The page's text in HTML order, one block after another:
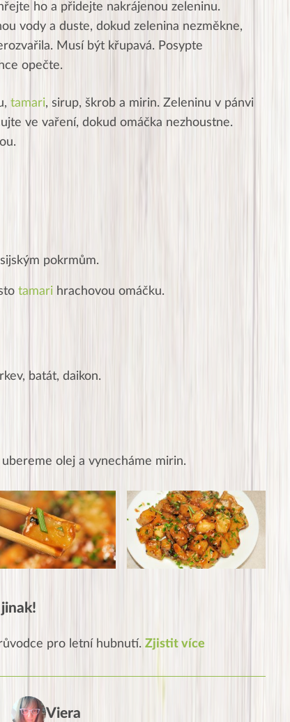
ho a přidejte nakrájenou zeleninu.
vody a duste, dokud zelenina nezměkne,
Musí být křupavá. Posypte
opečte.
tamari, sirup, škrob a mirin. Zeleninu v pánvi
ve vaření, dokud omáčka nezhoustne.
pokrmům.
tamari hrachovou omáčku.
batát, daikon.
olej a vynecháme mirin.
pro letní hubnutí. Zjistit více
Viera